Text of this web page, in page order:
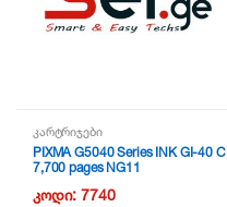
კარტრიჯები
PIXMA G5040 Series INK GI-40 C
7,700 pages NG11
კოდი:7740